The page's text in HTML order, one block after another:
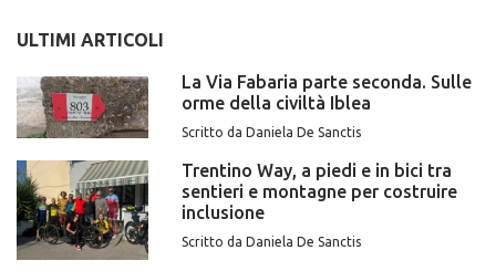
ULTIMI ARTICOLI
La Via Fabaria parte seconda. Sulle
orme della civiltà Iblea
Scritto da Daniela De Sanctis
Trentino Way, a piedi e in bici tra
sentieri e montagne per costruire
inclusione
Scritto da Daniela De Sanctis